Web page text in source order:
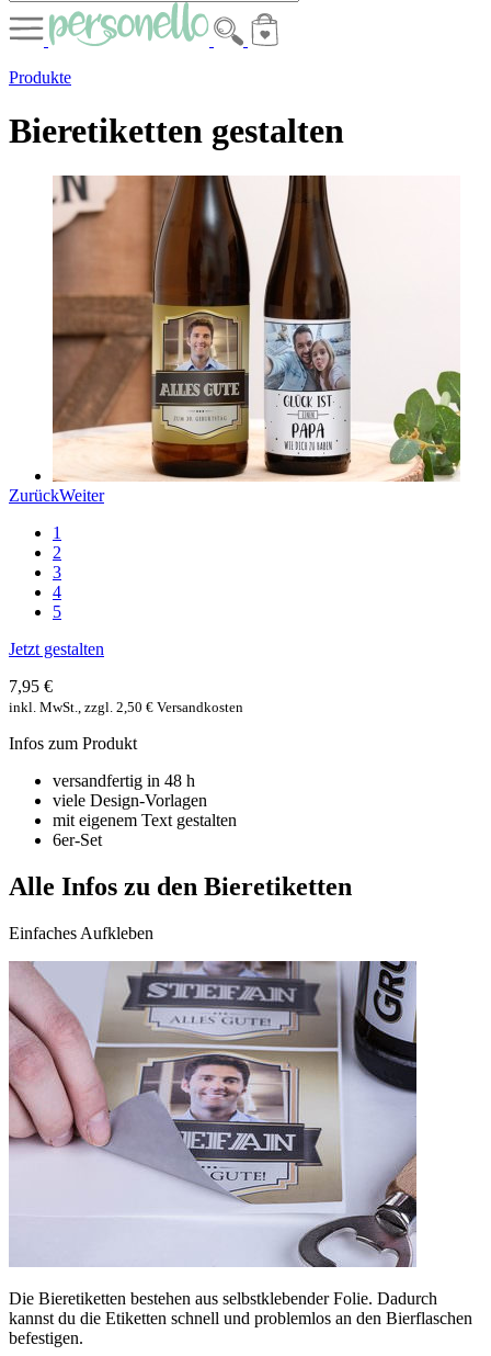
Produkte
Bieretiketten gestalten
ZurückWeiter
1
2
3
4
5
Jetzt gestalten
7,95 €
inkl. MwSt., zzgl. 2,50 € Versandkosten
Infos zum Produkt
versandfertig in 48 h
viele Design-Vorlagen
mit eigenem Text gestalten
6er-Set
Alle Infos zu den Bieretiketten
Einfaches Aufkleben
Die Bieretiketten bestehen aus selbstklebender Folie. Dadurch
kannst du die Etiketten schnell und problemlos an den Bierflaschen
befestigen.